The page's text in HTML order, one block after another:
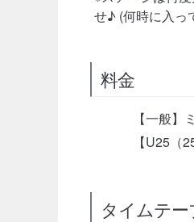
せ♪ (何時に入っ
料金
【一般
【U25（
タイムテ